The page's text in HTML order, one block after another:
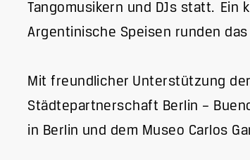
Tangomusikern und DJs statt. Ein
Argentinische Speisen runden
Mit freundlicher Unterstützung
Städtepartnerschaft Berlin –
in Berlin und dem Museo Carlos